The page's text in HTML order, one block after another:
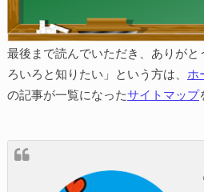
最後まで読んでいただき、ありが
ろいろと知りたい」という方は、 ホ
の記事が一覧になったサイトマップ